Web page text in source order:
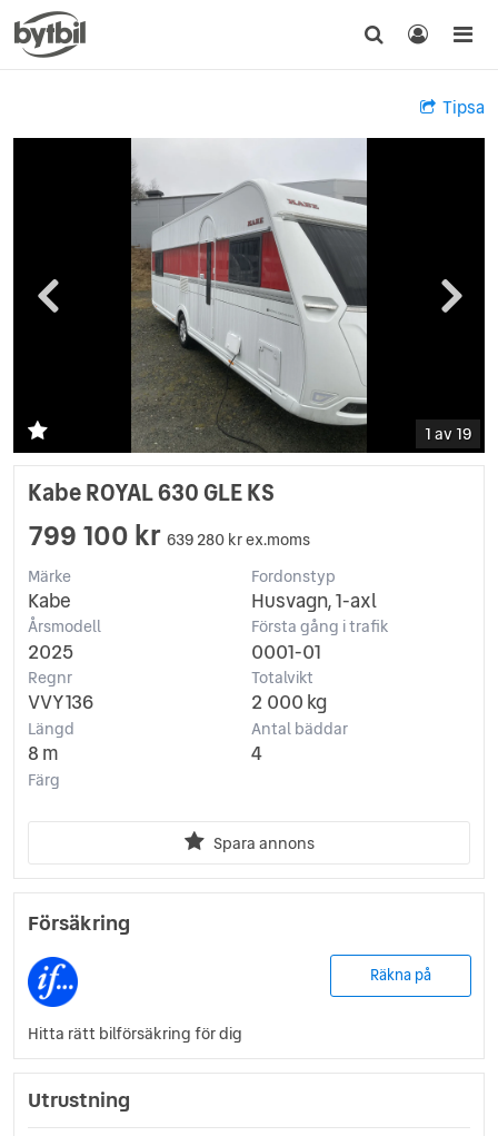
Tipsa
1 av 19
Kabe ROYAL 630 GLE KS
799 100 kr 639 280 kr ex.moms
Märke
Kabe
Fordonstyp
Husvagn, 1-axl
Årsmodell
2025
Första gång i trafik
0001-01
Regnr
VVY136
Totalvikt
2 000 kg
Längd
8 m
Antal bäddar
4
Färg
Spara annons
Försäkring
Räkna på
Hitta rätt bilförsäkring för dig
Utrustning